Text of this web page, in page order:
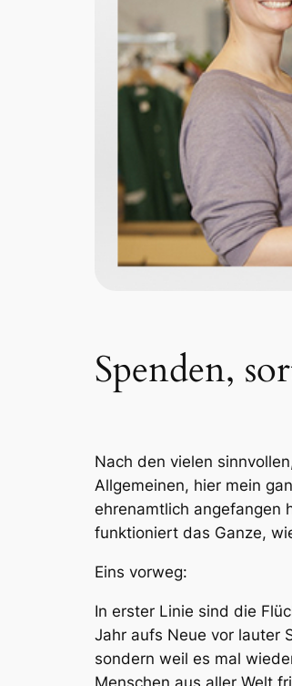
Spenden,
Nach den vielen
Allgemeinen, hier mein
ehrenamtlich angefangen
funktioniert das Ganze,
Eins vorweg:
In erster Linie sind die
Jahr aufs Neue vor lauter
sondern weil es mal
Menschen aus aller Welt